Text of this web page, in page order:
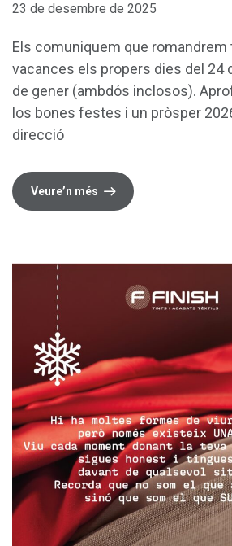
23 de desembre de 2025
Els comuniquem que romandrem
vacances els propers dies del 24
de gener (ambdós inclosos).
los bones festes i un pròsper
direcció
Veure’n més